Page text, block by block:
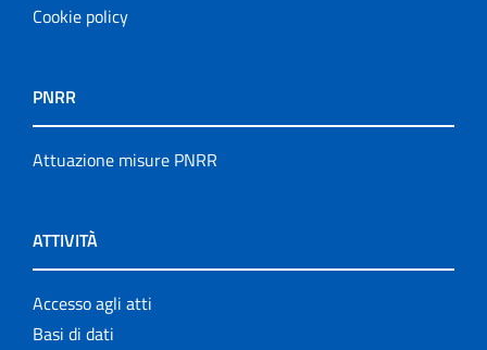
Cookie policy
PNRR
Attuazione misure PNRR
ATTIVITÀ
Accesso agli atti
Basi di dati